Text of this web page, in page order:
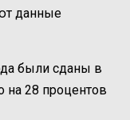
данные
были сданы в
на 28 процентов